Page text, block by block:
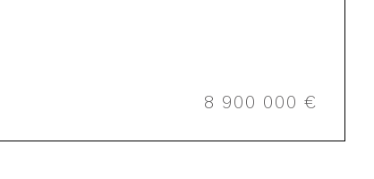
8 900 000 €